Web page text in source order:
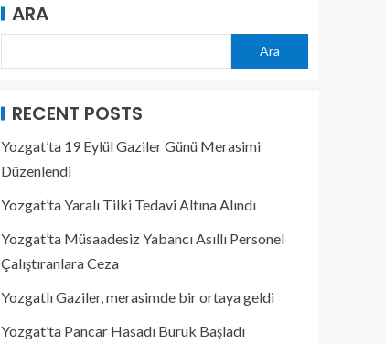
ARA
Ara
RECENT POSTS
Yozgat’ta 19 Eylül Gaziler Günü Merasimi
Düzenlendi
Yozgat’ta Yaralı Tilki Tedavi Altına Alındı
Yozgat’ta Müsaadesiz Yabancı Asıllı Personel
Çalıştıranlara Ceza
Yozgatlı Gaziler, merasimde bir ortaya geldi
Yozgat’ta Pancar Hasadı Buruk Başladı